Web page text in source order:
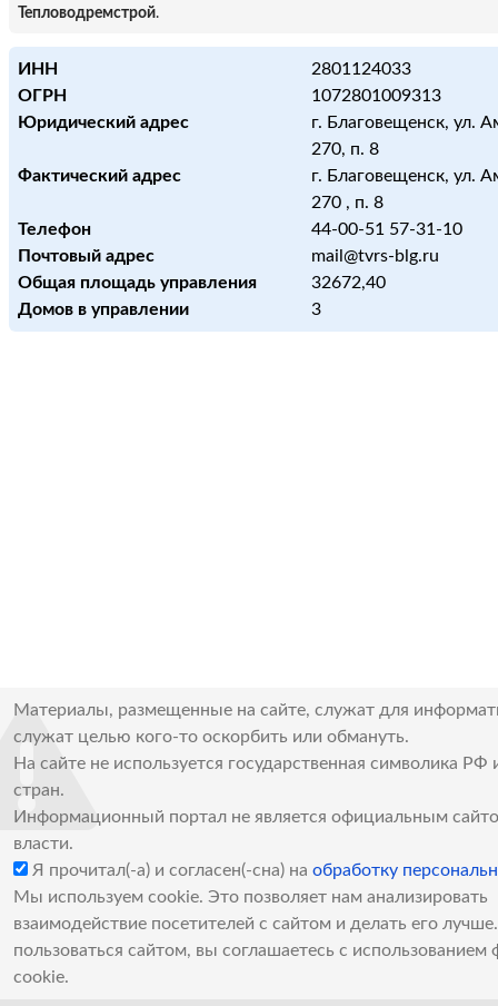
Тепловодремстрой.
ИНН
2801124033
ОГРН
1072801009313
Юридический адрес
г. Благовещенск, ул.
270, п. 8
Фактический адрес
г. Благовещенск, ул.
270 , п. 8
Телефон
44-00-51 57-31-10
Почтовый адрес
mail@tvrs-blg.ru
Общая площадь управления
32672,40
Домов в управлении
3
Материалы, размещенные на сайте, служат для
служат целью кого-то оскорбить или обмануть.
На сайте не используется государственная символика РФ
стран.
Информационный портал не является официальным
власти.
Я прочитал(-а) и согласен(-сна) на обработку
Мы используем cookie. Это позволяет нам анализировать
взаимодействие посетителей с сайтом и делать его
пользоваться сайтом, вы соглашаетесь с использованием
cookie.